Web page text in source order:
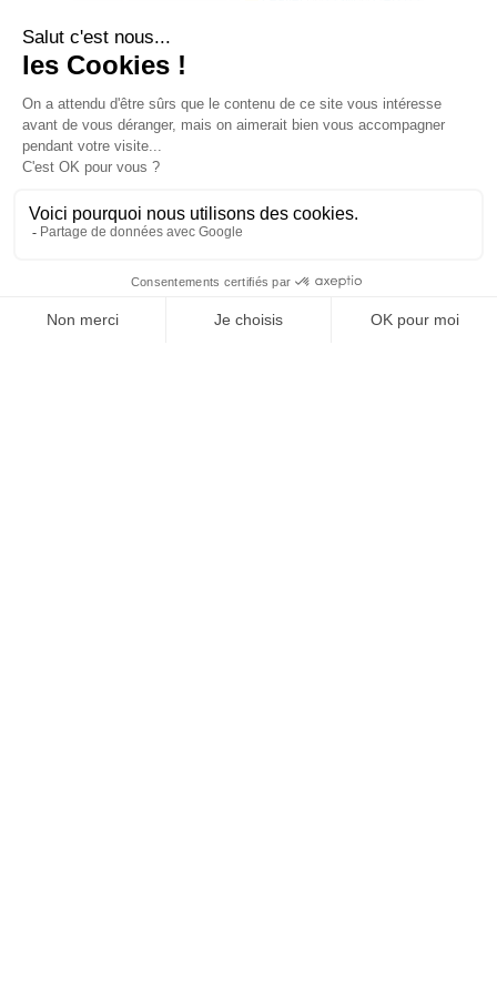
Mika, Billie Eilish, Michel Polnareff, Olivia
Ruiz, Queen et bien d’autres.
66300 TROUILLAS